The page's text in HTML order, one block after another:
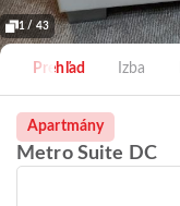
1 / 43
Prehľad Izba
Apartmány
Metro Suite DC